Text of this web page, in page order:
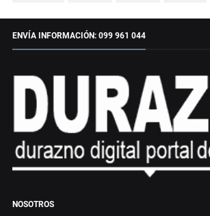
ENVÍA INFORMACIÓN: 099 961 044
NOSOTROS